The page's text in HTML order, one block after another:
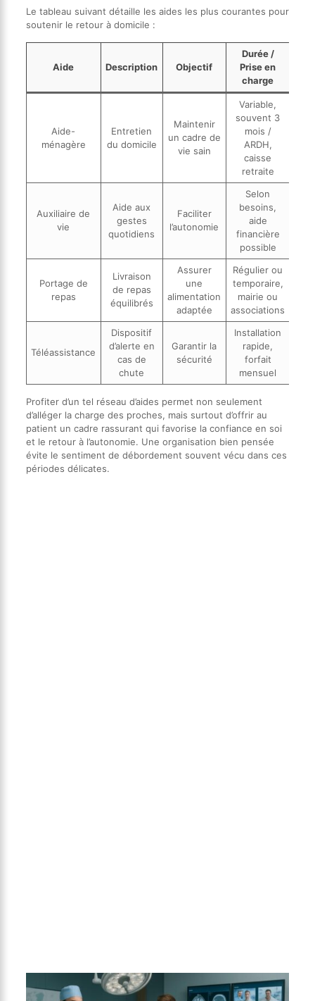
Le tableau suivant détaille les aides les plus courantes pour
soutenir le retour à domicile :
Aide Description Objectif
Durée /
Prise en
charge
Aide-
ménagère
Entretien
du domicile
Maintenir
un cadre de
vie sain
Variable,
souvent 3
mois /
ARDH,
caisse
retraite
Auxiliaire de
vie
Aide aux
gestes
quotidiens
Faciliter
l’autonomie
Selon
besoins,
aide
financière
possible
Portage de
repas
Livraison
de repas
équilibrés
Assurer
une
alimentation
adaptée
Régulier ou
temporaire,
mairie ou
associations
Téléassistance
Dispositif
d’alerte en
cas de
chute
Garantir la
sécurité
Installation
rapide,
forfait
mensuel
Profiter d’un tel réseau d’aides permet non seulement
d’alléger la charge des proches, mais surtout d’offrir au
patient un cadre rassurant qui favorise la confiance en soi
et le retour à l’autonomie. Une organisation bien pensée
évite le sentiment de débordement souvent vécu dans ces
périodes délicates.